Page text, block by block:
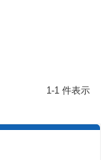
1-1 件表示